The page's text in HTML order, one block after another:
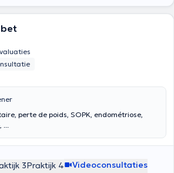
perte de poids, SOPK, endométriose,
...
3Praktijk 4 Videoconsultaties